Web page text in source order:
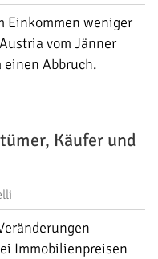
Einkommen weniger
vom Jänner
Abbruch.
Käufer und
Immobilienpreisen